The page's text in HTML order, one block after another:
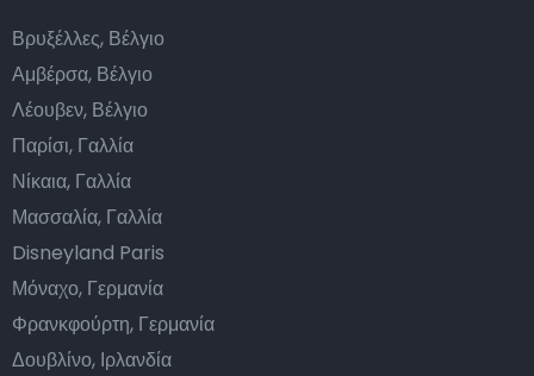
Βρυξέλλες, Βέλγιο
Αμβέρσα, Βέλγιο
Λέουβεν, Βέλγιο
Παρίσι, Γαλλία
Νίκαια, Γαλλία
Μασσαλία, Γαλλία
Disneyland Paris
Μόναχο, Γερμανία
Φρανκφούρτη, Γερμανία
Δουβλίνο, Ιρλανδία